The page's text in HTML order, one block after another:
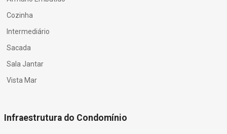
Cozinha
Intermediário
Sacada
Sala Jantar
Vista Mar
Infraestrutura do Condomínio